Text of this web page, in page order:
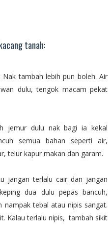
tanah:
tambah lebih pun boleh. Air
dulu, tengok macam pekat
jemur dulu nak bagi ia kekal
semua bahan seperti air,
telur kapur makan dan garam.
jangan terlalu cair dan jangan
dua dulu pepas bancuh,
tebal atau nipis sangat.
Kalau terlalu nipis, tambah sikit